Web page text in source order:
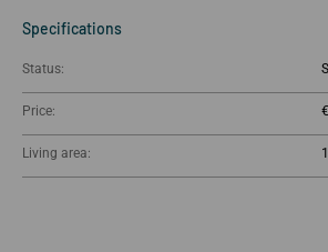
Specifications
Status:
Price:
Living area: